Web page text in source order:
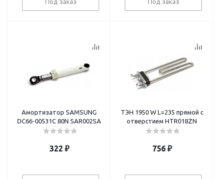
Под заказ Под заказ
Амортизатор SAMSUNG
DC66-00531C 80N SAR002SA
322 ₽
ТЭН 1950 W L=235 прямой с
отверстием HTR018ZN
756₽